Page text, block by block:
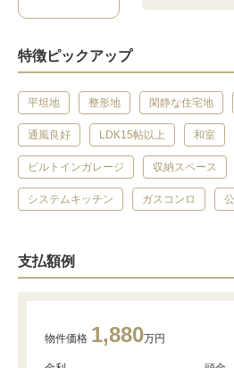
特徴ピックアップ
平坦地 整形地 閑静な住宅地
通風良好 LDK15帖以上 和室
ビルトインガレージ 収納スペース
システムキッチン ガスコンロ
支払額例
物件価格 1,880万円